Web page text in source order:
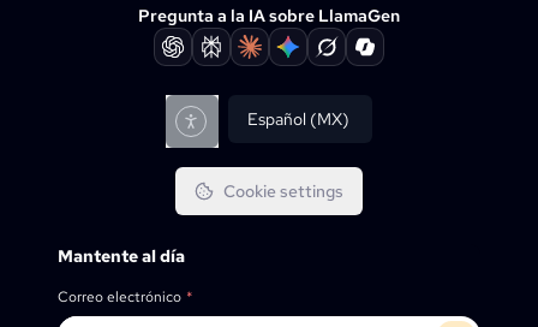
Pregunta a la IA sobre LlamaGen
Español (MX)
Cookie settings
Mantente al día
Correo electrónico *